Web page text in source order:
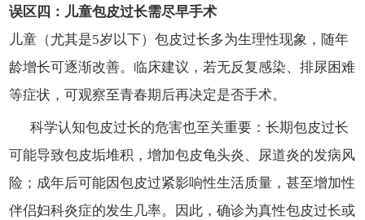
误区四：儿童包皮过长需尽早手术
儿童（尤其是5岁以下）包皮过长多为生理性现象，随年
龄增长可逐渐改善。临床建议，若无反复感染、排尿困难
等症状，可观察至青春期后再决定是否手术。
科学认知包皮过长的危害也至关重要：长期包皮过长
可能导致包皮垢堆积，增加包皮龟头炎、尿道炎的发病风
险；成年后可能因包皮过紧影响性生活质量，甚至增加性
伴侣妇科炎症的发生几率。因此，确诊为真性包皮过长或